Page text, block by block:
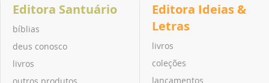
Editora Santuário
bíblias
deus conosco
livros
Editora Ideias &
Letras
livros
coleções
lançamentos